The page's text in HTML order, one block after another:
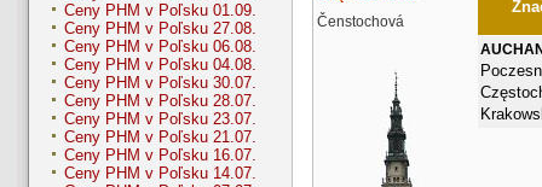
Ceny PHM v Poľsku 01.09.
Ceny PHM v Poľsku 27.08.
Ceny PHM v Poľsku 06.08.
Ceny PHM v Poľsku 04.08.
Ceny PHM v Poľsku 30.07.
Ceny PHM v Poľsku 28.07.
Ceny PHM v Poľsku 23.07.
Ceny PHM v Poľsku 21.07.
Ceny PHM v Poľsku 16.07.
Ceny PHM v Poľsku 14.07.
Čenstochová